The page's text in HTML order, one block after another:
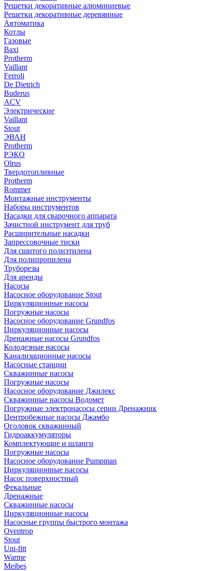
Решетки декоративные алюминиевые
Решетки декоративные деревянные
Автоматика
Котлы
Газовые
Baxi
Protherm
Vaillant
Ferroli
De Dietrich
Buderus
ACV
Электрические
Vaillant
Stout
ЭВАН
Protherm
РЭКО
Olrus
Твердотопливные
Protherm
Rommer
Монтажные инструменты
Наборы инструментов
Насадки для сварочного аппарата
Зачистной инструмент для труб
Расширительные насадки
Запрессовочные тиски
Для сшитого полиэтилена
Для полипропилена
Труборезы
Для аренды
Насосы
Насосное оборудование Stout
Циркуляционные насосы
Погружные насосы
Насосное оборудование Grundfos
Циркуляционные насосы
Дренажные насосы Grundfos
Колодезные насосы
Канализационные насосы
Насосные станции
Скважинные насосы
Погружные насосы
Насосное оборудование Джилекс
Скважинные насосы Водомет
Погружные электронасосы серии Дренажник
Центробежные насосы Джамбо
Оголовок скважинный
Гидроаккумуляторы
Комплектующие и шланги
Погружные насосы
Насосное оборудование Pumpman
Циркуляционные насосы
Насос поверхностный
Фекальные
Дренажные
Скважинные насосы
Циркуляционные насосы
Насосные группы быстрого монтажа
Oventrop
Stout
Uni-fitt
Warme
Meibes